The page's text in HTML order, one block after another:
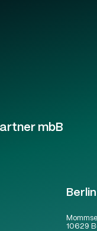
mbB
Berlin
10629